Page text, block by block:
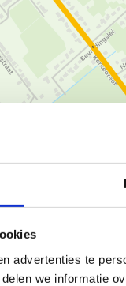
advertenties te
we informatie
bedrijventerrein, vaak
vergadering.